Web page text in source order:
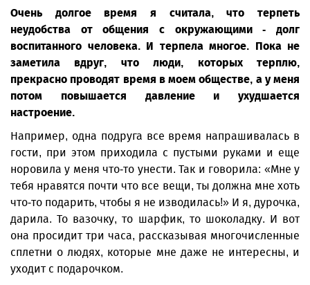
Очень долгое время я считала, что терпеть
неудобства от общения с окружающими - долг
воспитанного человека. И терпела многое. Пока не
заметила вдруг, что люди, которых терплю,
прекрасно проводят время в моем обществе, а у меня
потом повышается давление и ухудшается
настроение.
Например, одна подруга все время напрашивалась в
гости, при этом приходила с пустыми руками и еще
норовила у меня что-то унести. Так и говорила: «Мне у
тебя нравятся почти что все вещи, ты должна мне хоть
что-то подарить, чтобы я не изводилась!» И я, дурочка,
дарила. То вазочку, то шарфик, то шоколадку. И вот
она просидит три часа, рассказывая многочисленные
сплетни о людях, которые мне даже не интересны, и
уходит с подарочком.